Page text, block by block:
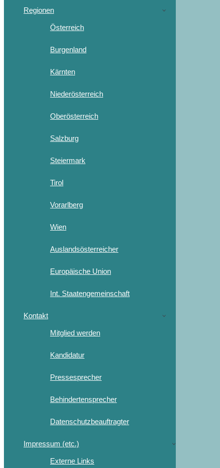
Regionen
Österreich
Burgenland
Kärnten
Niederösterreich
Oberösterreich
Salzburg
Steiermark
Tirol
Vorarlberg
Wien
Auslandsösterreicher
Europäische Union
Int. Staatengemeinschaft
Kontakt
Mitglied werden
Kandidatur
Pressesprecher
Behindertensprecher
Datenschutzbeauftragter
Impressum (etc.)
Externe Links